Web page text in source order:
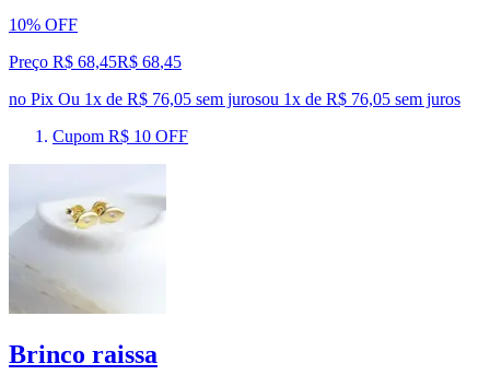
10% OFF
Preço R$ 68,45R$ 68,45
no Pix Ou 1x de R$ 76,05 sem jurosou 1x de R$ 76,05 sem juros
Cupom R$ 10 OFF
Brinco raissa